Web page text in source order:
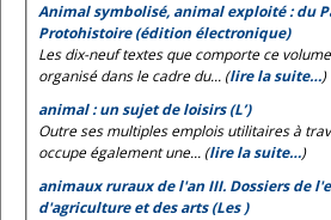
Animal symbolisé, animal exploité : du
Protohistoire (édition électronique)
Les dix-neuf textes que comporte ce
organisé dans le cadre du... (lire la suite…)
animal : un sujet de loisirs (L’)
Outre ses multiples emplois utilitaires à
occupe également une... (lire la suite…)
animaux ruraux de l'an III. Dossiers de
d'agriculture et des arts (Les )